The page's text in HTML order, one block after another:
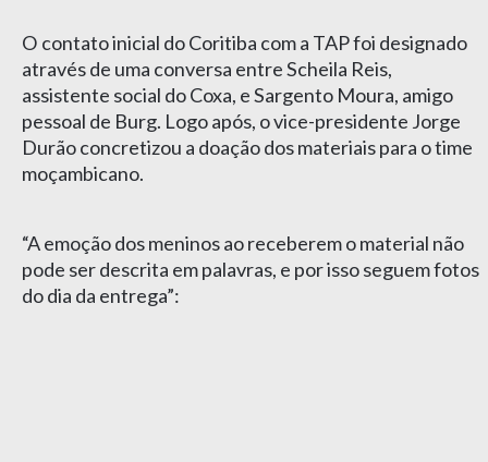
O contato inicial do Coritiba com a TAP foi designado
através de uma conversa entre Scheila Reis,
assistente social do Coxa, e Sargento Moura, amigo
pessoal de Burg. Logo após, o vice-presidente Jorge
Durão concretizou a doação dos materiais para o time
moçambicano.
“A emoção dos meninos ao receberem o material não
pode ser descrita em palavras, e por isso seguem fotos
do dia da entrega”: